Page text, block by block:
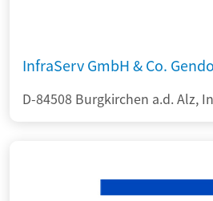
InfraServ GmbH & Co.
D-84508 Burgkirchen a.d. Alz,